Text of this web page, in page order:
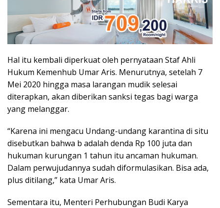
Hal itu kembali diperkuat oleh pernyataan Staf Ahli
Hukum Kemenhub Umar Aris. Menurutnya, setelah 7
Mei 2020 hingga masa larangan mudik selesai
diterapkan, akan diberikan sanksi tegas bagi warga
yang melanggar.
“Karena ini mengacu Undang-undang karantina di situ
disebutkan bahwa b adalah denda Rp 100 juta dan
hukuman kurungan 1 tahun itu ancaman hukuman.
Dalam perwujudannya sudah diformulasikan. Bisa ada,
plus ditilang,” kata Umar Aris.
Sementara itu, Menteri Perhubungan Budi Karya